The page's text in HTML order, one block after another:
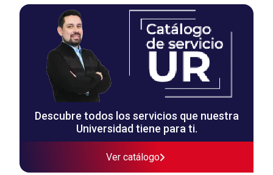
Descubre todos los servicios que nuestra
Universidad tiene para ti.
Ver catálogo